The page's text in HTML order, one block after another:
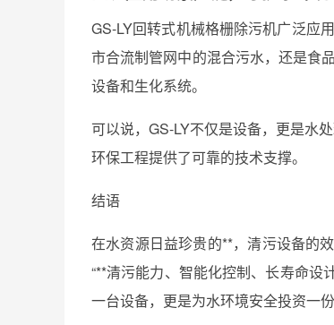
GS-LY回转式机械格栅除污机广泛应
市合流制管网中的混合污水，还是食
设备和生化系统。
可以说，GS-LY不仅是设备，更是水
环保工程提供了可靠的技术支撑。
结语
在水资源日益珍贵的**，清污设备的
“**清污能力、智能化控制、长寿命设
一台设备，更是为水环境安全投资一份